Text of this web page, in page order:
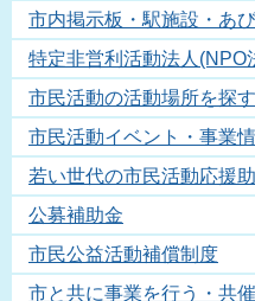
市内掲示板・駅施設・あ
特定非営利活動法人(NPO
市民活動の活動場所を探す
市民活動イベント・事業
若い世代の市民活動応援
公募補助金
市民公益活動補償制度
市と共に事業を行う・共